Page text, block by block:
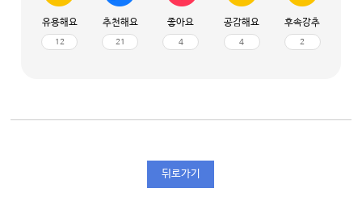
유용해요
12
추천해요
21
좋아요
4
공감해요
4
후속강추
2
뒤로가기